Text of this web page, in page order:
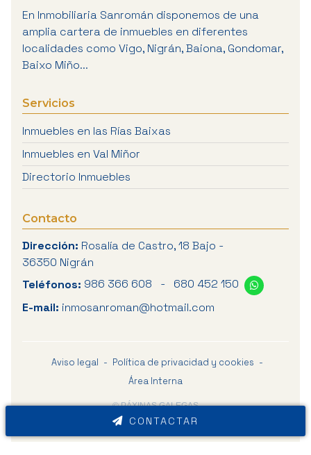
CONTACTAR
En Inmobiliaria Sanromán disponemos de una
amplia cartera de inmuebles en diferentes
localidades como Vigo, Nigrán, Baiona, Gondomar,
Baixo Miño...
Servicios
Inmuebles en las Rías Baixas
Inmuebles en Val Miñor
Directorio Inmuebles
Contacto
Dirección: Rosalía de Castro, 18 Bajo -
36350 Nigrán
Teléfonos: 986 366 608 -
680 452 150
E-mail: inmosanroman@hotmail.com
Aviso legal - Política de privacidad y cookies -
Área Interna
© PÁXINAS GALEGAS